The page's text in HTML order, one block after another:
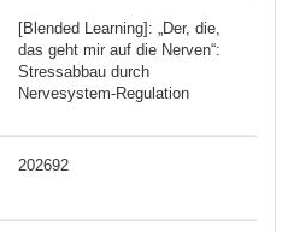
[Blended Learning]: „Der, die,
das geht mir auf die Nerven“:
Stressabbau durch
Nervesystem-Regulation
202692